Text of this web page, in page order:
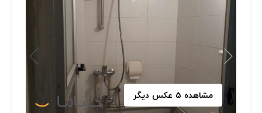
مشاهده 5 عکس دیگر